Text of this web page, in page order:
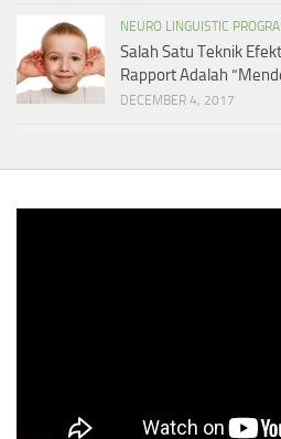
NEURO LINGUISTIC
Salah Satu Teknik
Rapport Adalah
DECEMBER 4, 2017